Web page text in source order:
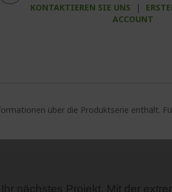
KONTAKTIEREN SIE UNS |
ACCOUNT
über die Produktserie enthält.